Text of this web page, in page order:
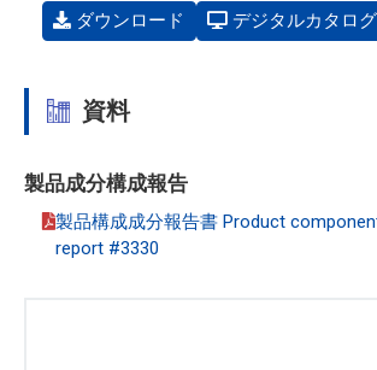
ダウンロード デジタルカタロ
資料
製品成分構成報告
製品構成成分報告書 Product
report #3330